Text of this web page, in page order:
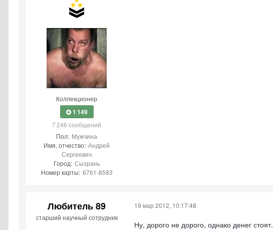
Коллекционер
1 149
7 246 сообщений
Пол: Мужчина
Имя, отчество: Андрей
Сергеевич
Город: Сызрань
Номер карты: 6761-8583
Любитель 89
старший научный сотрудник
19 мар 2012, 10:17:48
Ну, дорого не дорого, однако денег стоят.